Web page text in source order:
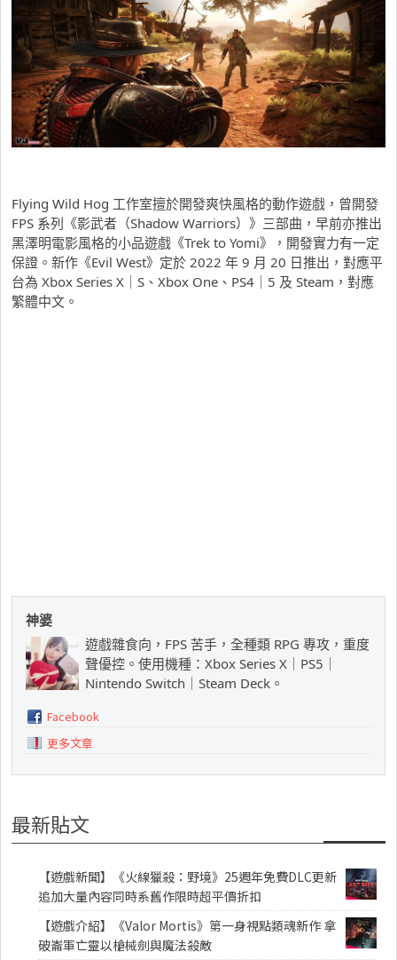
Flying Wild Hog 工作室擅於開發爽快風格的動作遊戲，曾開發
FPS 系列《影武者（Shadow Warriors）》三部曲，早前亦推出
黑澤明電影風格的小品遊戲《Trek to Yomi》，開發實力有一定
保證。新作《Evil West》定於 2022 年 9 月 20 日推出，對應平
台為 Xbox Series X｜S、Xbox One、PS4｜5 及 Steam，對應
繁體中文。
神婆
遊戲雜食向，FPS 苦手，全種類 RPG 專攻，重度
聲優控。使用機種：Xbox Series X｜PS5｜
Nintendo Switch｜Steam Deck。
Facebook
更多文章
最新貼文
【遊戲新聞】《火線獵殺：野境》25週年免費DLC更新
追加大量內容同時系舊作限時超平價折扣
【遊戲介紹】《Valor Mortis》第一身視點類魂新作 拿
破崙軍亡靈以槍械劍與魔法殺敵